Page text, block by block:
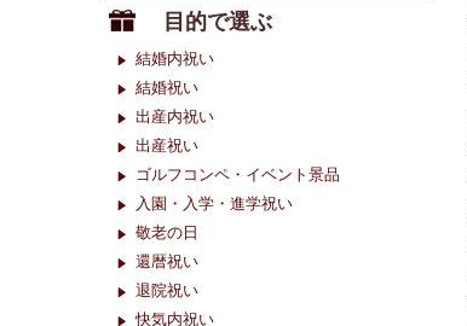
目的で選ぶ
結婚内祝い
結婚祝い
出産内祝い
出産祝い
ゴルフコンペ・イベント景品
入園・入学・進学祝い
敬老の日
還暦祝い
退院祝い
快気内祝い